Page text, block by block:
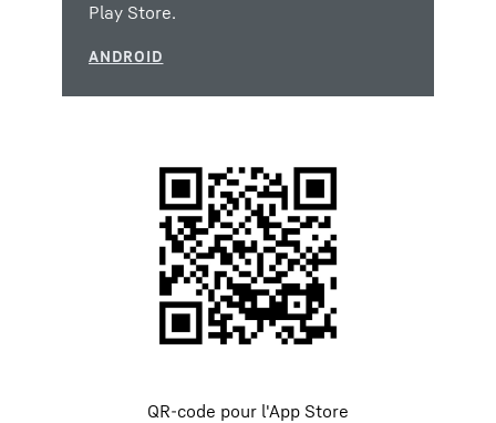
Play Store.
QR-code pour l'App Store